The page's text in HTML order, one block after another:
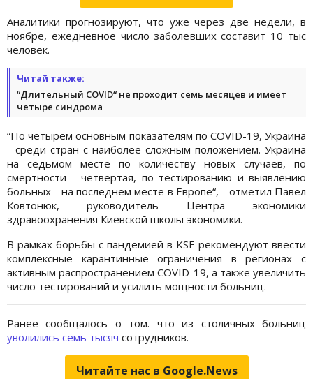
Аналитики прогнозируют, что уже через две недели, в
ноябре, ежедневное число заболевших составит 10 тыс
человек.
Читай также:
“Длительный COVID“ не проходит семь месяцев и имеет
четыре синдрома
“По четырем основным показателям по COVID-19, Украина
- среди стран с наиболее сложным положением. Украина
на седьмом месте по количеству новых случаев, по
смертности - четвертая, по тестированию и выявлению
больных - на последнем месте в Европе“, - отметил Павел
Ковтонюк, руководитель Центра экономики
здравоохранения Киевской школы экономики.
В рамках борьбы с пандемией в KSE рекомендуют ввести
комплексные карантинные ограничения в регионах с
активным распространением COVID-19, а также увеличить
число тестирований и усилить мощности больниц.
Ранее сообщалось о том. что из столичных больниц
уволились семь тысяч сотрудников.
Читайте нас в Google.News